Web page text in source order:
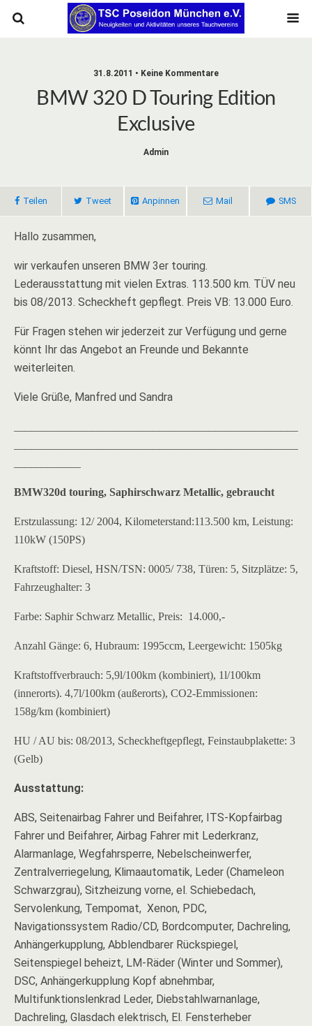
31.8.2011 • Keine Kommentare
BMW 320 D Touring Edition
Exclusive
Admin
Teilen Tweet Anpinnen Mail SMS
Hallo zusammen,
wir verkaufen unseren BMW 3er touring.
Lederausstattung mit vielen Extras. 113.500 km. TÜV neu
bis 08/2013. Scheckheft gepflegt. Preis VB: 13.000 Euro.
Für Fragen stehen wir jederzeit zur Verfügung und gerne
könnt Ihr das Angebot an Freunde und Bekannte
weiterleiten.
Viele Grüße, Manfred und Sandra
BMW320d touring, Saphirschwarz Metallic, gebraucht
Erstzulassung: 12/ 2004, Kilometerstand:113.500 km, Leistung:
110kW (150PS)
Kraftstoff: Diesel, HSN/TSN: 0005/ 738, Türen: 5, Sitzplätze: 5,
Fahrzeughalter: 3
Farbe: Saphir Schwarz Metallic, Preis:  14.000,-
Anzahl Gänge: 6, Hubraum: 1995ccm, Leergewicht: 1505kg
Kraftstoffverbrauch: 5,9l/100km (kombiniert), 1l/100km
(innerorts). 4,7l/100km (außerorts), CO2-Emmissionen:
158g/km (kombiniert)
HU / AU bis: 08/2013, Scheckheftgepflegt, Feinstaubplakette: 3
(Gelb)
Ausstattung:
ABS, Seitenairbag Fahrer und Beifahrer, ITS-Kopfairbag
Fahrer und Beifahrer, Airbag Fahrer mit Lederkranz,
Alarmanlage, Wegfahrsperre, Nebelscheinwerfer,
Zentralverriegelung, Klimaautomatik, Leder (Chameleon
Schwarzgrau), Sitzheizung vorne, el. Schiebedach,
Servolenkung, Tempomat, Xenon, PDC,
Navigationssystem Radio/CD, Bordcomputer, Dachreling,
Anhängerkupplung, Abblendbarer Rückspiegel,
Seitenspiegel beheizt, LM-Räder (Winter und Sommer),
DSC, Anhängerkupplung Kopf abnehmbar,
Multifunktionslenkrad Leder, Diebstahlwarnanlage,
Dachreling, Glasdach elektrisch, El. Fensterheber